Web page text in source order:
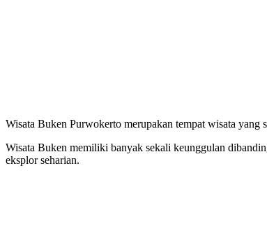
Wisata Buken Purwokerto merupakan tempat wisata yang
Wisata Buken memiliki banyak sekali keunggulan
eksplor seharian.